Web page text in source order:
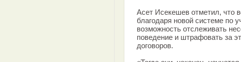
Асет Исекешев отметил, что
благодаря новой системе по
возможность отслеживать
поведение и штрафовать за
договоров.